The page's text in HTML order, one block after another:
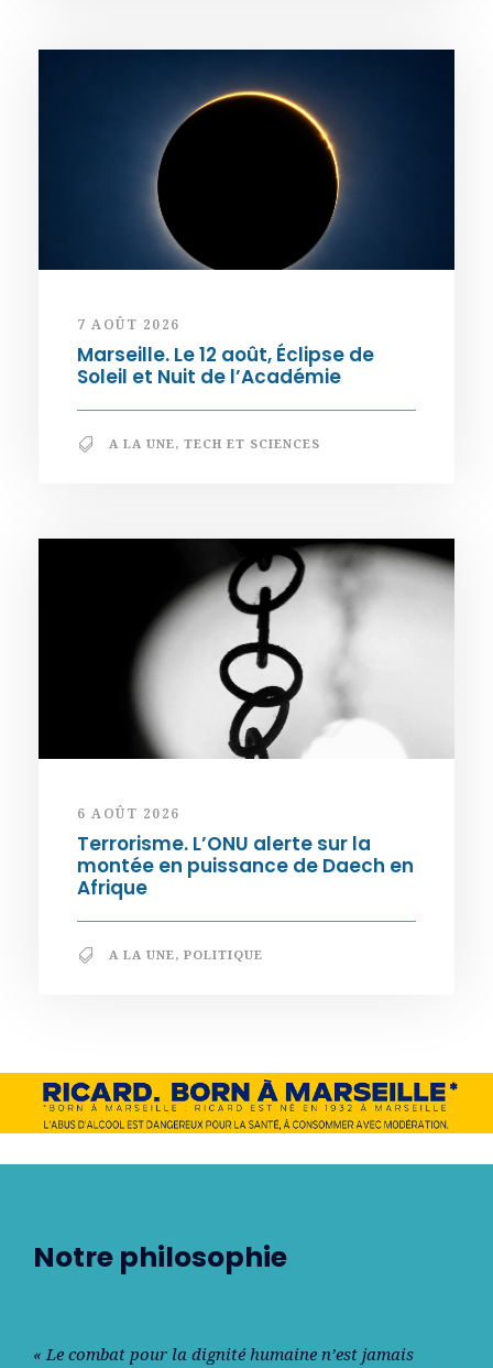
7 AOÛT 2026
Marseille. Le 12 août, Éclipse de
Soleil et Nuit de l’Académie
A LA UNE, TECH ET SCIENCES
6 AOÛT 2026
Terrorisme. L’ONU alerte sur la
montée en puissance de Daech en
Afrique
A LA UNE, POLITIQUE
Notre philosophie
« Le combat pour la dignité humaine n’est jamais